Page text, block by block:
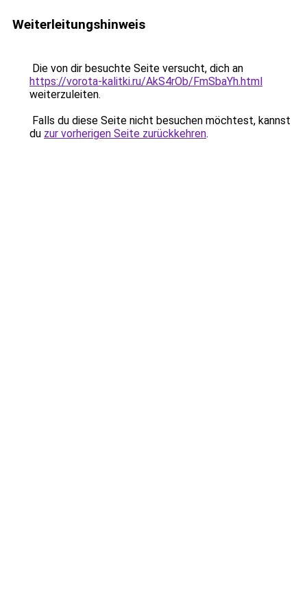
Weiterleitungshinweis
Die von dir besuchte Seite versucht, dich an
https://vorota-kalitki.ru/AkS4rOb/FmSbaYh.html
weiterzuleiten.
Falls du diese Seite nicht besuchen möchtest, kannst
du zur vorherigen Seite zurückkehren.